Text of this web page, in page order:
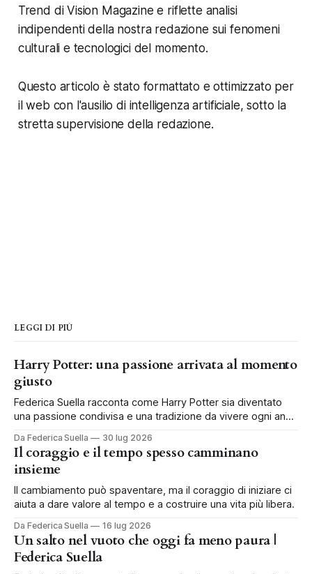
Trend di Vision Magazine e riflette analisi
indipendenti della nostra redazione sui fenomeni
culturali e tecnologici del momento.
Questo articolo è stato formattato e ottimizzato per
il web con l'ausilio di intelligenza artificiale, sotto la
stretta supervisione della redazione.
LEGGI DI PIÙ
Harry Potter: una passione arrivata al momento
giusto
Federica Suella racconta come Harry Potter sia diventato
una passione condivisa e una tradizione da vivere ogni anno
Da Federica Suella 30 lug 2026
Il coraggio e il tempo spesso camminano
insieme
Il cambiamento può spaventare, ma il coraggio di iniziare ci
aiuta a dare valore al tempo e a costruire una vita più libera.
Da Federica Suella 16 lug 2026
Un salto nel vuoto che oggi fa meno paura |
Federica Suella